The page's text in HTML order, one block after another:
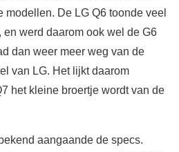
modellen. De LG Q6 toonde veel
werd daarom ook wel de G6
dan weer meer weg van de
van LG. Het lijkt daarom
het kleine broertje wordt van de
aangaande de specs.